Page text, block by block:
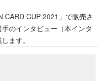
CARD CUP 2021」で販売さ
のインタビュー（本インタ
ます。